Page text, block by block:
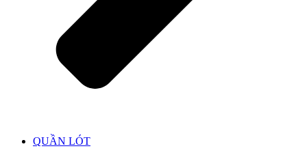
QUẦN LÓT